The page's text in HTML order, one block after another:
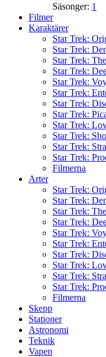
Säsonger: 1
Filmer
Karaktärer
Star Trek:
Star Trek:
Star Trek:
Star Trek:
Star Trek:
Star Trek:
Star Trek:
Star Trek:
Star Trek:
Star Trek:
Star Trek:
Star Trek:
Filmerna
Arter
Star Trek:
Star Trek:
Star Trek:
Star Trek:
Star Trek:
Star Trek:
Star Trek:
Star Trek:
Star Trek:
Star Trek:
Filmerna
Skepp
Stationer
Astronomi
Teknik
Vapen